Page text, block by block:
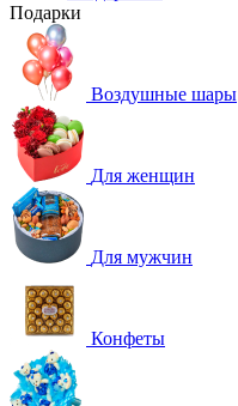
Подарки
Воздушные шары
Для женщин
Для мужчин
Конфеты